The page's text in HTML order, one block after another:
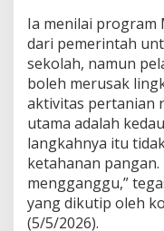
n
s
w
a
h
m
a
s
y
a
r
Ia menilai program
dari pemerintah
sekolah, namun
boleh merusak
aktivitas pertanian
utama adalah
langkahnya itu
ketahanan
mengganggu,”
yang dikutip oleh
(5/5/2026).